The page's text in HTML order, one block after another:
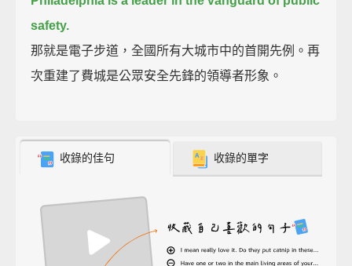
safety.
那就是電子步道，全國所有大城市中的首開先例。再
次重建了費城是公眾安全先鋒的領導者形象。
收錄的佳句 收錄的單字